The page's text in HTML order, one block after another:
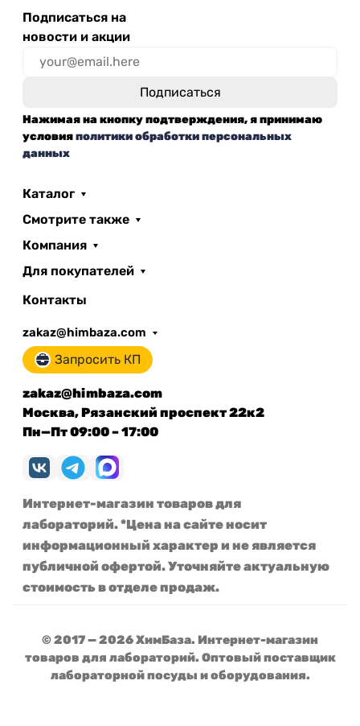
Подписаться на
новости и акции
Нажимая на кнопку подтверждения, я принимаю
условияполитики обработки персональных
данных
Каталог
Смотрите также
Компания
Для покупателей
Контакты
zakaz@himbaza.com
Запросить КП
zakaz@himbaza.com
Москва, Рязанский проспект 22к2
Пн—Пт 09:00 – 17:00
Интернет-магазин товаров для
лабораторий. *Цена на сайте носит
информационный характер и не является
публичной офертой. Уточняйте актуальную
стоимость в отделе продаж.
© 2017 — 2026 ХимБаза. Интернет-магазин
товаров для лабораторий. Оптовый поставщик
лабораторной посуды и оборудования.